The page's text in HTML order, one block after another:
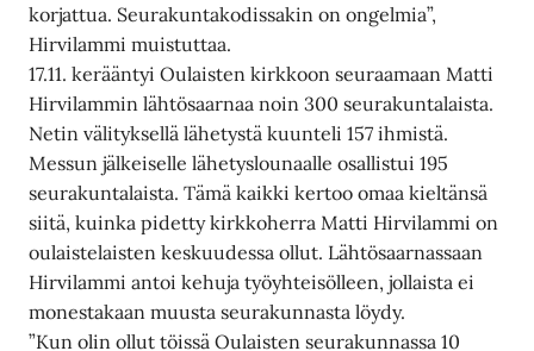
korjattua. Seurakuntakodissakin on ongelmia”,
Hirvilammi muistuttaa.
17.11. kerääntyi Oulaisten kirkkoon seuraamaan Matti
Hirvilammin lähtösaarnaa noin 300 seurakuntalaista.
Netin välityksellä lähetystä kuunteli 157 ihmistä.
Messun jälkeiselle lähetyslounaalle osallistui 195
seurakuntalaista. Tämä kaikki kertoo omaa kieltänsä
siitä, kuinka pidetty kirkkoherra Matti Hirvilammi on
oulaistelaisten keskuudessa ollut. Lähtösaarnassaan
Hirvilammi antoi kehuja työyhteisölleen, jollaista ei
monestakaan muusta seurakunnasta löydy.
”Kun olin ollut töissä Oulaisten seurakunnassa 10